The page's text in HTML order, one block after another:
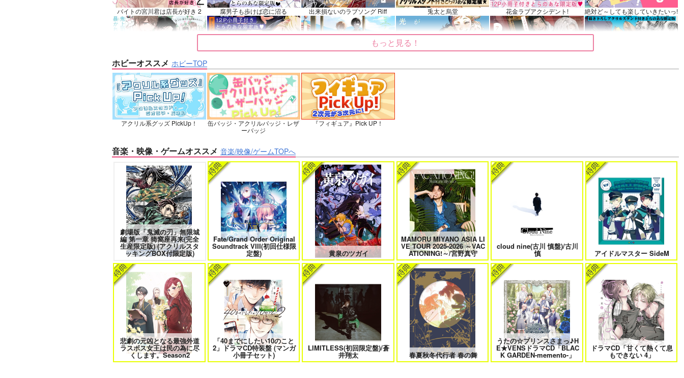
バイトの宮川君は店長が好き 2 腐男子も歩けば恋に沼る 出来損ないのラブソング Riff 兎太と烏堂 花金ラブアクシデント! 絶対ど～しても楽していきたいっ!
鬼上司・獄寺さんは暴かれたい。
6
忠犬部下とツンデレ少尉 2 じょうずに我慢できるまで 体感予報 2
愛とかいろいろあるところ あなたは俺の運命でしょ！！
やらしく躾けて愛してあげる－
Dom／Subユニバース－２
最狂ヤンキーが僕だけに夢中な
件！？
なんかもうあーあって感じ。2 特
僕の愛しいよなさん
エンドロールは地獄まで 2 嘘つきなキスで今日もバイバイ 好きとおかえり 25時、赤坂で 6 クールぶり男子と激重男子 1 恋のふりして君を呼ぶ
自分しか知らない彼氏の一面 1 明日もきみに会いに行く 2 平野と鍵浦 7 せんせいの金曜日 そんなに言うなら抱いてやる ファミレス行こ。 下
オレはお前に推されたい!! 隠れ狼と流され子羊 夫を味方にする方法 5 甘くて熱くて息もできない 4
北山くんと南谷くん －お付き合い
1年目－&西湖くんと東川くん 1
ふたりよがりなメルティチャーム
1
もっと見る！
ホビーオススメ ホビーTOP
アクリル系グッズ PickUp！
缶バッジ・アクリルバッジ・レザ
ーバッジ
『フィギュア』Pick UP！
音楽・映像・ゲームオススメ 音楽/映像/ゲームTOPへ
劇場版「鬼滅の刃」無限城
編 第一章 猗窩座再来(完全
生産限定版) (アクリルスタ
ッキングBOX付限定版)
Fate/Grand Order Original
Soundtrack VIII(初回仕様限
定盤) 黄泉のツガイ
MAMORU MIYANO ASIA LI
VE TOUR 2025-2026 ～VAC
ATIONING!～/宮野真守
cloud nine(古川 慎盤)/古川
慎 アイドルマスター SideM
悲劇の元凶となる最強外道
ラスボス女王は民の為に尽
くします。Season2
「40までにしたい10のこと
2」ドラマCD特装盤 (マンガ
小冊子セット)
LIMITLESS(初回限定盤)/蒼
井翔太 春夏秋冬代行者 春の舞
うたの☆プリンスさまっ♪H
E★VENSドラマCD「BLAC
K GARDEN-memento-」
ドラマCD「甘くて熱くて息
もできない 4」